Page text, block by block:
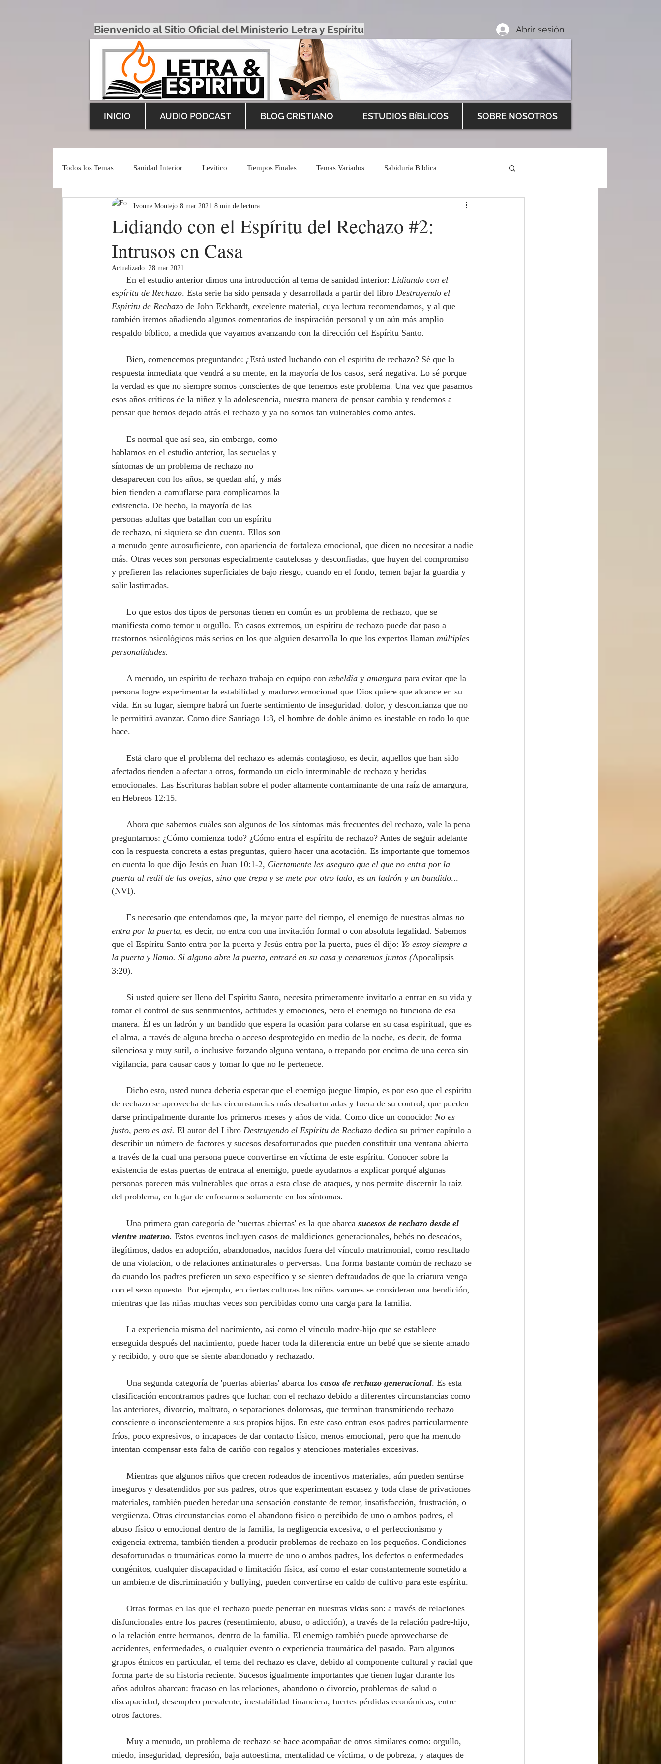
Bienvenido al Sitio Oficial del Ministerio Letra y Espíritu Abrir sesión
INICIO AUDIO PODCAST BLOG CRISTIANO ESTUDIOS BíBLICOS SOBRE NOSOTROS
Todos los Temas Sanidad Interior Levítico Tiempos Finales Temas Variados Sabiduría Bíblica
Inspiración Profética English
Lidiando con el Espíritu del Rechazo #2:
Intrusos en Casa
Ivonne Montejo 8 mar 2021 8 min de lectura
Actualizado: 28 mar 2021
      En el estudio anterior dimos una introducción al tema de sanidad interior:
Lidiando con el
espíritu de Rechazo. Esta serie ha sido pensada y desarrollada a partir del libro Destruyendo el
Espíritu de Rechazo de John Eckhardt, excelente material, cuya lectura recomendamos, y al que
también iremos añadiendo algunos comentarios de inspiración personal y un aún más amplio
respaldo bíblico, a medida que vayamos avanzando con la dirección del Espíritu Santo.
respuesta inmediata que vendrá a su mente, en la mayoría de los casos, será negativa. Lo sé porque
la verdad es que no siempre somos conscientes de que tenemos este problema. Una vez que pasamos
esos años críticos de la niñez y la adolescencia, nuestra manera de pensar cambia y tendemos a
pensar que hemos dejado atrás el rechazo y ya no somos tan vulnerables como antes.
hablamos en el estudio anterior, las secuelas y
síntomas de un problema de rechazo no
desaparecen con los años, se quedan ahí, y más
bien tienden a camuflarse para complicarnos la
existencia. De hecho, la mayoría de las
personas adultas que batallan con un espíritu
de rechazo, ni siquiera se dan cuenta. Ellos son
a menudo gente autosuficiente, con apariencia de fortaleza emocional, que dicen no necesitar a nadie
más. Otras veces son personas especialmente cautelosas y desconfiadas, que huyen del compromiso
y prefieren las relaciones superficiales de bajo riesgo, cuando en el fondo, temen bajar la guardia y
salir lastimadas.
manifiesta como temor u orgullo. En casos extremos, un espíritu de rechazo puede dar paso a
trastornos psicológicos más serios en los que alguien desarrolla lo que los expertos llaman múltiples
personalidades.
      A menudo, un espíritu de rechazo trabaja en equipo con
rebeldía y amargura para evitar que la
persona logre experimentar la estabilidad y madurez emocional que Dios quiere que alcance en su
vida. En su lugar, siempre habrá un fuerte sentimiento de inseguridad, dolor, y desconfianza que no
le permitirá avanzar. Como dice Santiago 1:8, el hombre de doble ánimo es inestable en todo lo que
hace.
afectados tienden a afectar a otros, formando un ciclo interminable de rechazo y heridas
emocionales. Las Escrituras hablan sobre el poder altamente contaminante de una raíz de amargura,
en Hebreos 12:15.
preguntarnos: ¿Cómo comienza todo? ¿Cómo entra el espíritu de rechazo? Antes de seguir adelante
con la respuesta concreta a estas preguntas, quiero hacer una acotación. Es importante que tomemos
en cuenta lo que dijo Jesús en Juan 10:1-2, Ciertamente les aseguro que el que no entra por la
puerta al redil de las ovejas, sino que trepa y se mete por otro lado, es un ladrón y un bandido...
(NVI).
      Es necesario que entendamos que, la mayor parte del tiempo, el enemigo de nuestras almas
no
entra por la puerta, es decir, no entra con una invitación formal o con absoluta legalidad. Sabemos
que el Espíritu Santo entra por la puerta y Jesús entra por la puerta, pues él dijo: Yo estoy siempre a
la puerta y llamo. Si alguno abre la puerta, entraré en su casa y cenaremos juntos (Apocalipsis
3:20).
tomar el control de sus sentimientos, actitudes y emociones, pero el enemigo no funciona de esa
manera. Él es un ladrón y un bandido que espera la ocasión para colarse en su casa espiritual, que es
el alma, a través de alguna brecha o acceso desprotegido en medio de la noche, es decir, de forma
silenciosa y muy sutil, o inclusive forzando alguna ventana, o trepando por encima de una cerca sin
vigilancia, para causar caos y tomar lo que no le pertenece.
de rechazo se aprovecha de las circunstancias más desafortunadas y fuera de su control, que pueden
darse principalmente durante los primeros meses y años de vida. Como dice un conocido: No es
justo, pero es así. El autor del Libro Destruyendo el Espíritu de Rechazo dedica su primer capítulo a
describir un número de factores y sucesos desafortunados que pueden constituir una ventana abierta
a través de la cual una persona puede convertirse en víctima de este espíritu. Conocer sobre la
existencia de estas puertas de entrada al enemigo, puede ayudarnos a explicar porqué algunas
personas parecen más vulnerables que otras a esta clase de ataques, y nos permite discernir la raíz
del problema, en lugar de enfocarnos solamente en los síntomas.
      Una primera gran categoría de 'puertas abiertas' es la que abarca
sucesos de rechazo desde el
vientre materno. Estos eventos incluyen casos de maldiciones generacionales, bebés no deseados,
ilegítimos, dados en adopción, abandonados, nacidos fuera del vínculo matrimonial, como resultado
de una violación, o de relaciones antinaturales o perversas. Una forma bastante común de rechazo se
da cuando los padres prefieren un sexo específico y se sienten defraudados de que la criatura venga
con el sexo opuesto. Por ejemplo, en ciertas culturas los niños varones se consideran una bendición,
mientras que las niñas muchas veces son percibidas como una carga para la familia.
enseguida después del nacimiento, puede hacer toda la diferencia entre un bebé que se siente amado
y recibido, y otro que se siente abandonado y rechazado.
      Una segunda categoría de 'puertas abiertas' abarca los
casos de rechazo generacional. Es esta
clasificación encontramos padres que luchan con el rechazo debido a diferentes circunstancias como
las anteriores, divorcio, maltrato, o separaciones dolorosas, que terminan transmitiendo rechazo
consciente o inconscientemente a sus propios hijos. En este caso entran esos padres particularmente
fríos, poco expresivos, o incapaces de dar contacto físico, menos emocional, pero que ha menudo
intentan compensar esta falta de cariño con regalos y atenciones materiales excesivas.
inseguros y desatendidos por sus padres, otros que experimentan escasez y toda clase de privaciones
materiales, también pueden heredar una sensación constante de temor, insatisfacción, frustración, o
vergüenza. Otras circunstancias como el abandono físico o percibido de uno o ambos padres, el
abuso físico o emocional dentro de la familia, la negligencia excesiva, o el perfeccionismo y
exigencia extrema, también tienden a producir problemas de rechazo en los pequeños. Condiciones
desafortunadas o traumáticas como la muerte de uno o ambos padres, los defectos o enfermedades
congénitos, cualquier discapacidad o limitación física, así como el estar constantemente sometido a
un ambiente de discriminación y bullying, pueden convertirse en caldo de cultivo para este espíritu.
disfuncionales entre los padres (resentimiento, abuso, o adicción), a través de la relación padre-hijo,
o la relación entre hermanos, dentro de la familia. El enemigo también puede aprovecharse de
accidentes, enfermedades, o cualquier evento o experiencia traumática del pasado. Para algunos
grupos étnicos en particular, el tema del rechazo es clave, debido al componente cultural y racial que
forma parte de su historia reciente. Sucesos igualmente importantes que tienen lugar durante los
años adultos abarcan: fracaso en las relaciones, abandono o divorcio, problemas de salud o
discapacidad, desempleo prevalente, inestabilidad financiera, fuertes pérdidas económicas, entre
otros factores.
miedo, inseguridad, depresión, baja autoestima, mentalidad de víctima, o de pobreza, y ataques de